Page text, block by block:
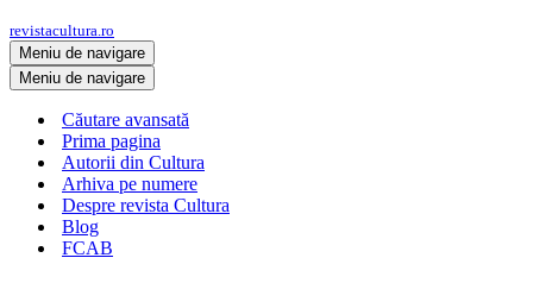
revistacultura.ro
Meniu de navigare
Meniu de navigare
Căutare avansată
Prima pagina
Autorii din Cultura
Arhiva pe numere
Despre revista Cultura
Blog
FCAB